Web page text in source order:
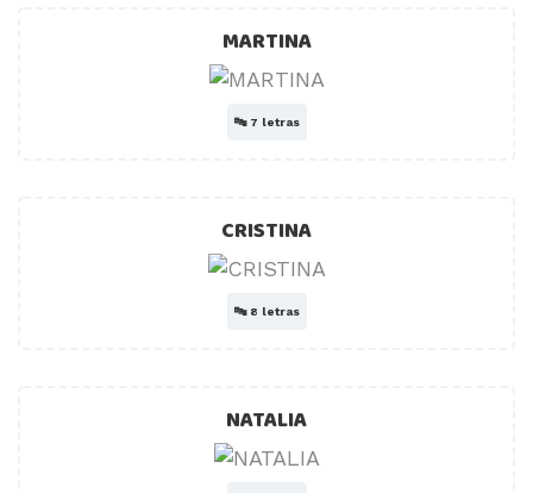
MARTINA
🔤 7 letras
CRISTINA
🔤 8 letras
NATALIA